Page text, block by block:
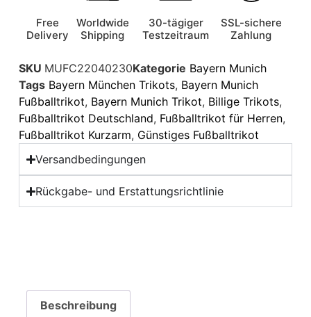
Free
Delivery
Worldwide
Shipping
30-tägiger
Testzeitraum
SSL-sichere
Zahlung
SKU MUFC22040230Kategorie Bayern Munich
Tags Bayern München Trikots, Bayern Munich
Fußballtrikot, Bayern Munich Trikot, Billige Trikots,
Fußballtrikot Deutschland, Fußballtrikot für Herren,
Fußballtrikot Kurzarm, Günstiges Fußballtrikot
Versandbedingungen
Rückgabe- und Erstattungsrichtlinie
Beschreibung